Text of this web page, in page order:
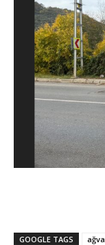
GOOGLE TAGS ağva